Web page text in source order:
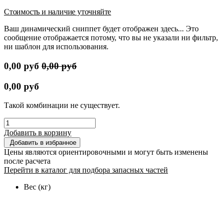
Стоимость и наличие уточняйте
Ваш динамический сниппет будет отображен здесь... Это
сообщение отображается потому, что вы не указали ни фильтр,
ни шаблон для использования.
0,00 руб 0,00руб
0,00 руб
Такой комбинации не существует.
Добавить в корзину
Добавить в избранное
Цены являются ориентировочными и могут быть изменены
после расчета
Перейти в каталог для подбора запасных частей
Вес (кг)